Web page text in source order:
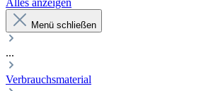
Alles anzeigen
Menü schließen
...
Verbrauchsmaterial